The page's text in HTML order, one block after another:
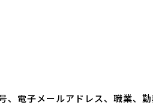
電子メールアドレス、職業、